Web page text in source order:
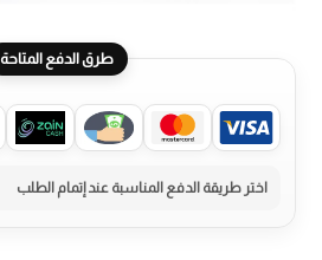
طرق الدفع المتاحة